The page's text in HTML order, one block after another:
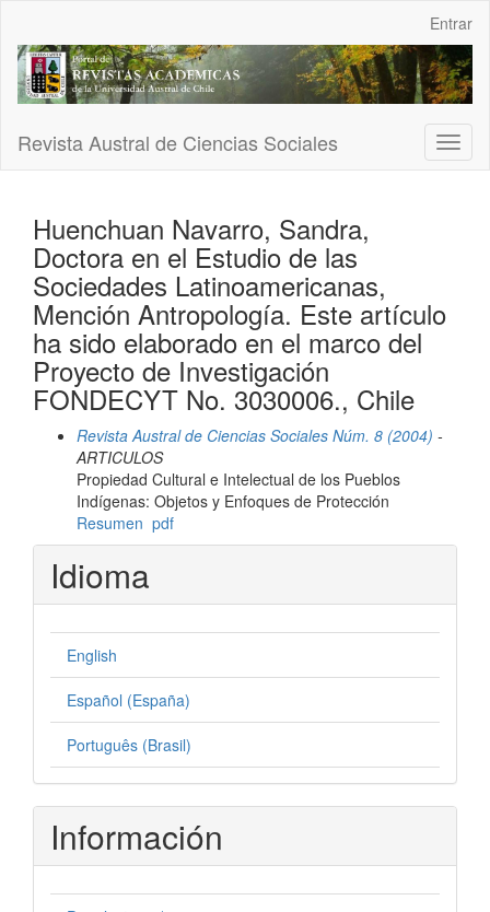
Contenido
principal
Barra
Entrar
Revista Austral de Ciencias Sociales
Huenchuan Navarro, Sandra,
Doctora en el Estudio de las
Sociedades Latinoamericanas,
Mención Antropología. Este artículo
ha sido elaborado en el marco del
Proyecto de Investigación
FONDECYT No. 3030006., Chile
Revista Austral de Ciencias Sociales Núm. 8 (2004) -
ARTICULOS
Propiedad Cultural e Intelectual de los Pueblos
Indígenas: Objetos y Enfoques de Protección
Resumen pdf
Idioma
English
Español (España)
Português (Brasil)
Información